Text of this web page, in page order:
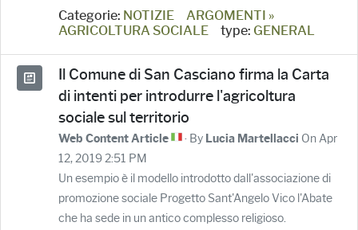
Categorie: NOTIZIE
ARGOMENTI »
AGRICOLTURA SOCIALE
type: GENERAL
Il Comune di San Casciano firma la Carta
di intenti per introdurre l'agricoltura
sociale sul territorio
Web Content Article · By Lucia Martellacci On Apr
12, 2019 2:51 PM
Un esempio è il modello introdotto dall'associazione di
promozione sociale Progetto Sant'Angelo Vico l'Abate
che ha sede in un antico complesso religioso.